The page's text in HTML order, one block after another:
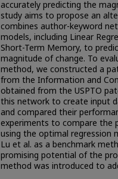
accurately predicting the
study aims to propose an
combines author-keyword
models, including Linear
Short-Term Memory, to
magnitude of change. To
method, we constructed a
from the Information and
obtained from the USPTO
this network to create input
and compared their
experiments to compare the
using the optimal regression
Lu et al. as a benchmark
promising potential of the
method was introduced to